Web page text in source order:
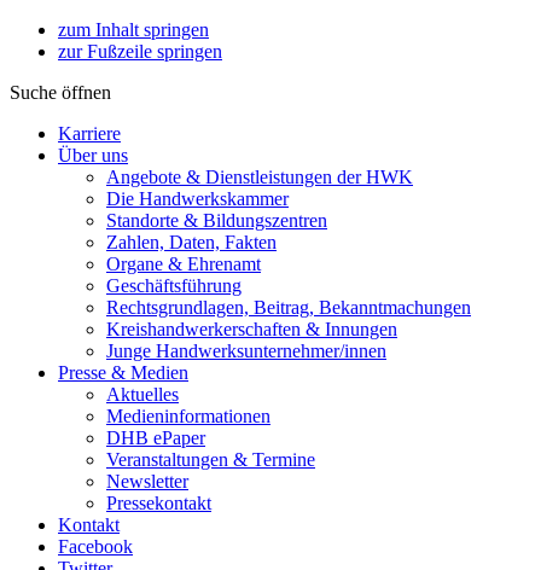
zum Inhalt springen
zur Fußzeile springen
Suche öffnen
Karriere
Über uns
Angebote & Dienstleistungen der HWK
Die Handwerkskammer
Standorte & Bildungszentren
Zahlen, Daten, Fakten
Organe & Ehrenamt
Geschäftsführung
Rechtsgrundlagen, Beitrag, Bekanntmachungen
Kreishandwerkerschaften & Innungen
Junge Handwerksunternehmer/innen
Presse & Medien
Aktuelles
Medieninformationen
DHB ePaper
Veranstaltungen & Termine
Newsletter
Pressekontakt
Kontakt
Facebook